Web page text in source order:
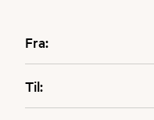
Fra:
Til: